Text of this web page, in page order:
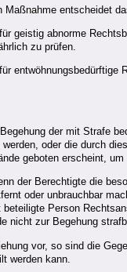
Maßnahme entscheidet
geistig abnorme
zu prüfen.
der mit Strafe
oder die durch
geboten erscheint,
der Berechtigte die
oder unbrauchbar
Person
nicht zur Begehung
vor, so sind die
werden kann.